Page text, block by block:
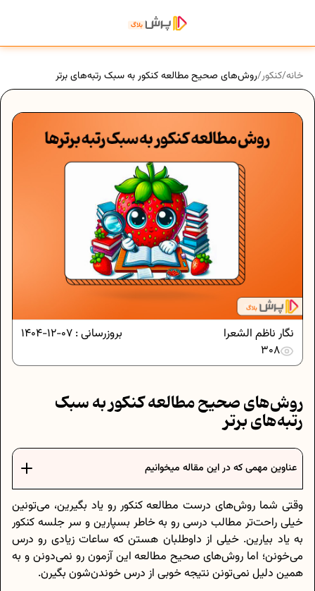
خانه/کنکور/روش‌های صحیح مطالعه کنکور به سبک رتبه‌های برتر
بروزرسانی : 07-12-1404
نگار ناظم الشعرا
308
روش‌های صحیح مطالعه کنکور به سبک
رتبه‌های برتر
عناوین مهمی که در این مقاله میخوانیم
وقتی شما روش‌های درست مطالعه کنکور رو یاد بگیرین، می‌تونین
خیلی راحت‌تر مطالب درسی رو به خاطر بسپارین و سر جلسه کنکور
به یاد بیارین. خیلی از داوطلبان هستن که ساعات زیادی رو درس
می‌خونن؛ اما روش‌های صحیح مطالعه این آزمون رو نمی‌دونن و به
همین دلیل نمی‌تونن نتیجه خوبی از درس خوندن‌شون بگیرن.